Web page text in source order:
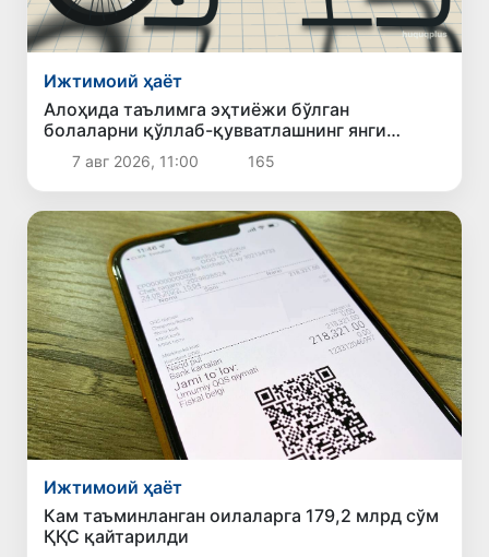
Ижтимоий ҳаёт
Алоҳида таълимга эҳтиёжи бўлган
болаларни қўллаб-қувватлашнинг янги
тизими жорий этилади
7 авг 2026, 11:00 165
Ижтимоий ҳаёт
Кам таъминланган оилаларга 179,2 млрд сўм
ҚҚС қайтарилди